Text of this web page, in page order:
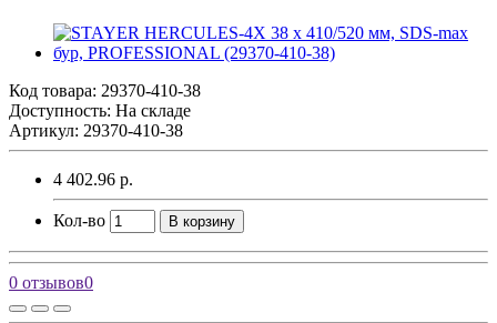
Код товара: 29370-410-38
Доступность: На складе
Артикул: 29370-410-38
4 402.96 р.
Кол-во В корзину
0 отзывов0